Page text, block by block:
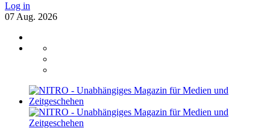
Log in
07 Aug. 2026